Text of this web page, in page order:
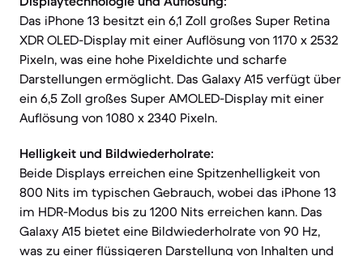
Das iPhone 13 besitzt ein 6,1 Zoll großes Super Retina
XDR OLED-Display mit einer Auflösung von 1170 x 2532
Pixeln, was eine hohe Pixeldichte und scharfe
Darstellungen ermöglicht. Das Galaxy A15 verfügt über
ein 6,5 Zoll großes Super AMOLED-Display mit einer
Auflösung von 1080 x 2340 Pixeln.
Helligkeit und Bildwiederholrate:
Beide Displays erreichen eine Spitzenhelligkeit von
800 Nits im typischen Gebrauch, wobei das iPhone 13
im HDR-Modus bis zu 1200 Nits erreichen kann. Das
Galaxy A15 bietet eine Bildwiederholrate von 90 Hz,
was zu einer flüssigeren Darstellung von Inhalten und